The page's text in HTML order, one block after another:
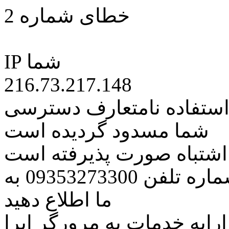
خطای شماره 2
IP شما
216.73.217.148
نامتعارف دسترسی
شما مسدود گردیده است
اشتباه صورت پذیرفته است
مراتب این مسئله را از طریق شماره تلفن 09353273300 به
ما اطلاع دهید
خدمات به مرورگر اپرا